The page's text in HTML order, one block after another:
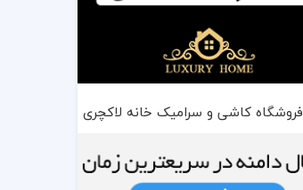
فروشگاه کاشی و سرامیک خانه لاکچری